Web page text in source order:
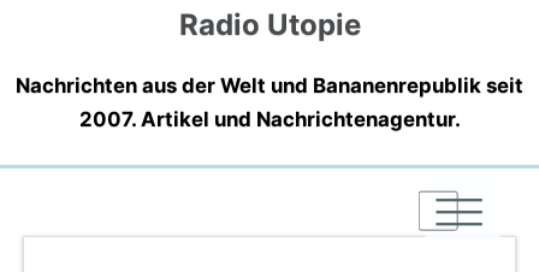
Radio Utopie
Nachrichten aus der Welt und Bananenrepublik seit
2007. Artikel und Nachrichtenagentur.
|
|
|